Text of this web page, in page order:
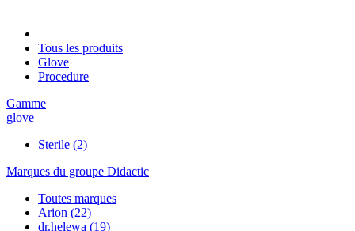
Tous les produits
Glove
Procedure
Gamme
glove
Sterile (2)
Marques du groupe Didactic
Toutes marques
Arion (22)
dr.helewa (19)